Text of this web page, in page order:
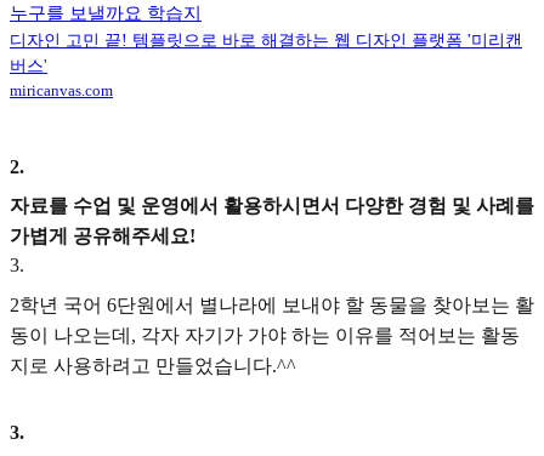
누구를 보낼까요 학습지
디자인 고민 끝! 템플릿으로 바로 해결하는 웹 디자인 플랫폼 '미리캔
버스'
miricanvas.com
2.
자료를 수업 및 운영에서 활용하시면서 다양한 경험 및 사례를
가볍게 공유해주세요!
3.
2학년 국어 6단원에서 별나라에 보내야 할 동물을 찾아보는 활
동이 나오는데, 각자 자기가 가야 하는 이유를 적어보는 활동
지로 사용하려고 만들었습니다.^^
3.